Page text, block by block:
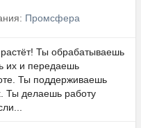
Промсфера
Ты обрабатываешь
их и передаешь
Ты поддерживаешь
Ты делаешь работу